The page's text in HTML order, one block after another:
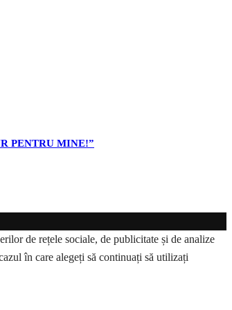
PENTRU MINE!”
de rețele sociale, de publicitate și de analize
în care alegeți să continuați să utilizați